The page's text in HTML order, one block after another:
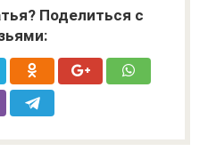
Поделиться с